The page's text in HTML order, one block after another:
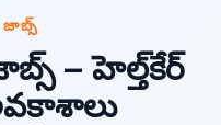
జాబ్స్
– హెల్త్‌కేర్